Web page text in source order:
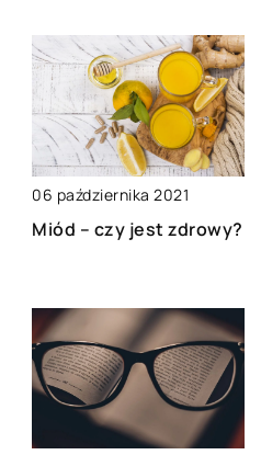
06 października 2021
Miód – czy jest zdrowy?